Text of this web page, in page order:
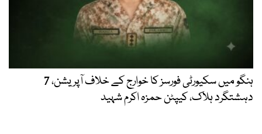
ہنگو میں سکیورٹی فورسز کا خوارج کے خلاف آپریشن، 7
دہشتگرد ہلاک، کیپٹن حمزہ اکرم شہید